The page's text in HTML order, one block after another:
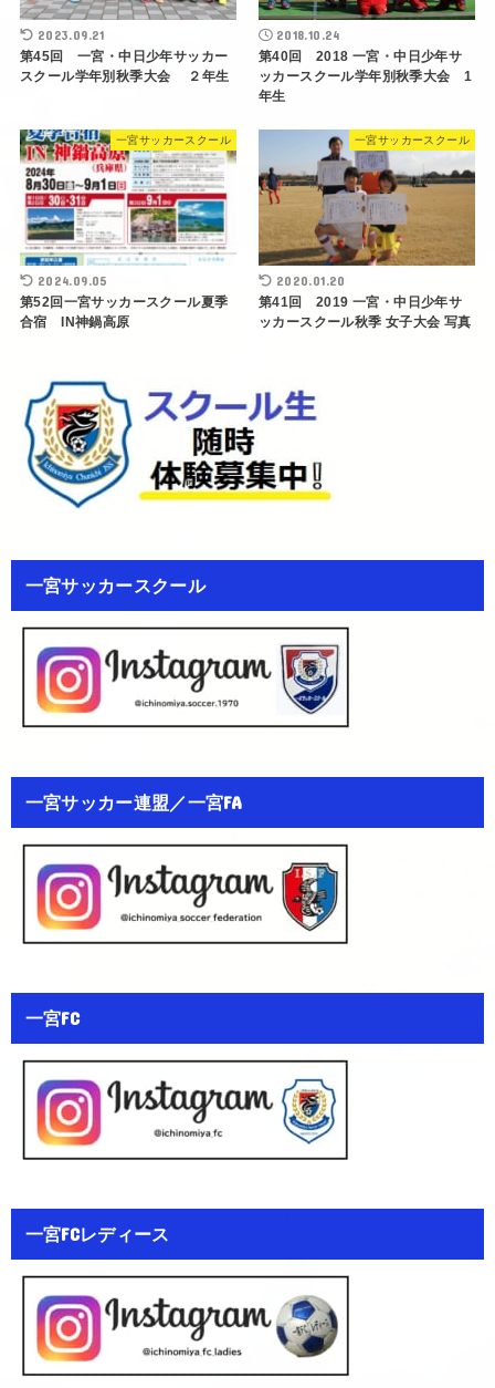
2023.09.21
第45回 一宮・中日少年サッカー
スクール学年別秋季大会 ２年生
2018.10.24
第40回 2018 一宮・中日少年サ
ッカースクール学年別秋季大会 1
年生
一宮サッカースクール
2024.09.05
第52回一宮サッカースクール夏季
合宿 IN神鍋高原
一宮サッカースクール
2020.01.20
第41回 2019 一宮・中日少年サ
ッカースクール秋季 女子大会 写真
一宮サッカースクール
一宮サッカー連盟／一宮FA
一宮FC
一宮FCレディース